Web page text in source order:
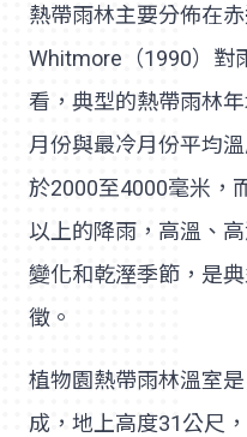
熱帶雨林主要分佈在
Whitmore（1990）對
看，典型的熱帶雨林
月份與最冷月份平均
於2000至4000毫米，
以上的降雨，高溫、
變化和乾溼季節，是
徵。
植物園熱帶雨林溫室
成，地上高度31公尺